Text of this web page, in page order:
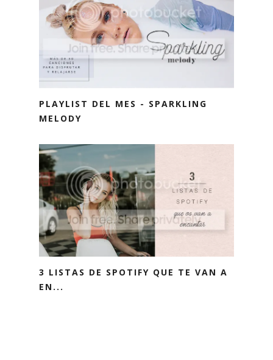
PLAYLIST DEL MES - SPARKLING
MELODY
3 LISTAS DE SPOTIFY QUE TE VAN A
EN...